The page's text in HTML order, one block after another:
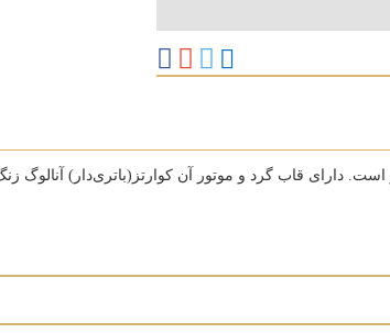
است. دارای قاب گرد و موتور آن کوارتز(باتری‌دار) آنالوگ